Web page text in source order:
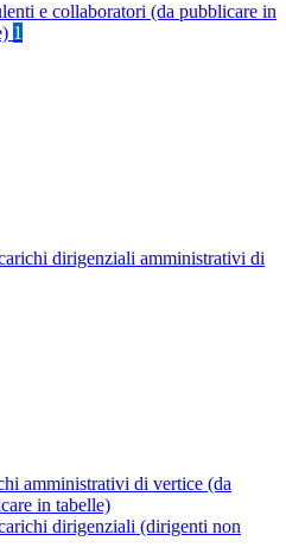
e collaboratori (da pubblicare in
1
dirigenziali amministrativi di
amministrativi di vertice (da
in tabelle)
dirigenziali (dirigenti non